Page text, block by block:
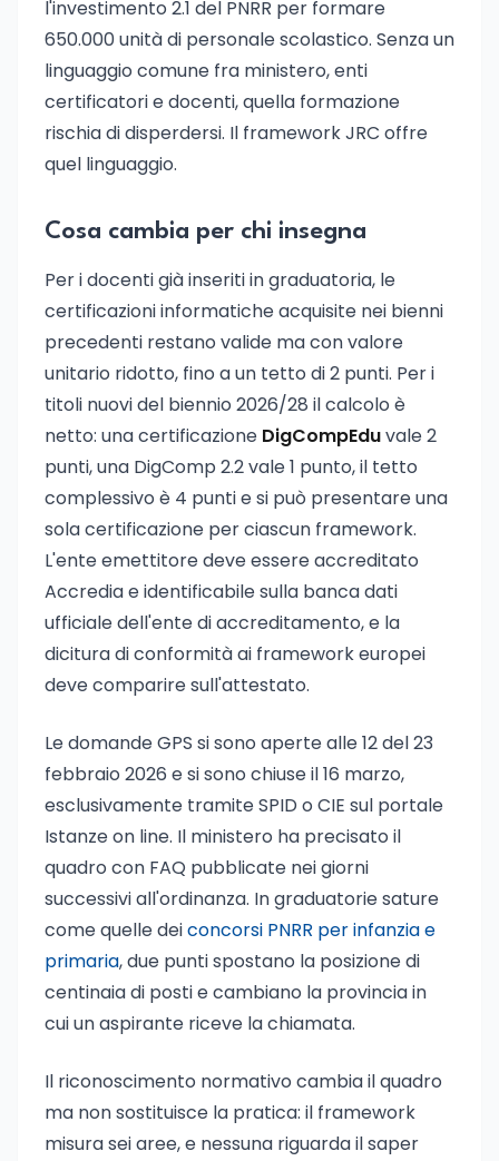
l'investimento 2.1 del PNRR per formare
650.000 unità di personale scolastico. Senza un
linguaggio comune fra ministero, enti
certificatori e docenti, quella formazione
rischia di disperdersi. Il framework JRC offre
quel linguaggio.
Cosa cambia per chi insegna
Per i docenti già inseriti in graduatoria, le
certificazioni informatiche acquisite nei bienni
precedenti restano valide ma con valore
unitario ridotto, fino a un tetto di 2 punti. Per i
titoli nuovi del biennio 2026/28 il calcolo è
netto: una certificazione DigCompEduvale 2
punti, una DigComp 2.2 vale 1 punto, il tetto
complessivo è 4 punti e si può presentare una
sola certificazione per ciascun framework.
L'ente emettitore deve essere accreditato
Accredia e identificabile sulla banca dati
ufficiale dell'ente di accreditamento, e la
dicitura di conformità ai framework europei
deve comparire sull'attestato.
Le domande GPS si sono aperte alle 12 del 23
febbraio 2026 e si sono chiuse il 16 marzo,
esclusivamente tramite SPID o CIE sul portale
Istanze on line. Il ministero ha precisato il
quadro con FAQ pubblicate nei giorni
successivi all'ordinanza. In graduatorie sature
come quelle deiconcorsi PNRR per infanzia e
primaria, due punti spostano la posizione di
centinaia di posti e cambiano la provincia in
cui un aspirante riceve la chiamata.
Il riconoscimento normativo cambia il quadro
ma non sostituisce la pratica: il framework
misura sei aree, e nessuna riguarda il saper